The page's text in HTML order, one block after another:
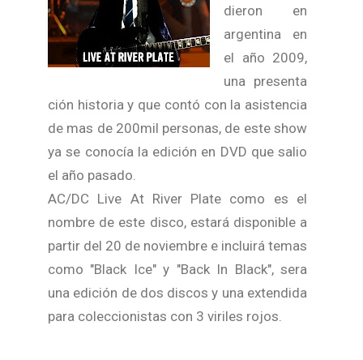
dieron en
argentina en
el año 2009,
una presenta
ción historia y que contó con la asistencia
de mas de 200mil personas, de este show
ya se conocía la edición en DVD que salio
el año pasado.
AC/DC Live At River Plate como es el
nombre de este disco, estará disponible a
partir del 20 de noviembre e incluirá temas
como "Black Ice" y "Back In Black", sera
una edición de dos discos y una extendida
para coleccionistas con 3 viriles rojos.